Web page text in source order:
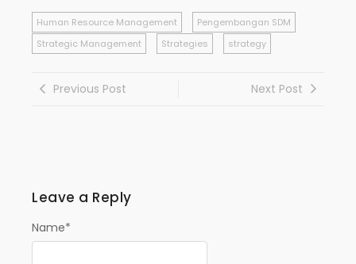
Human Resource Management
Pengembangan SDM
Strategic Management
Strategies strategy
Previous Post Next Post
Leave a Reply
Name*